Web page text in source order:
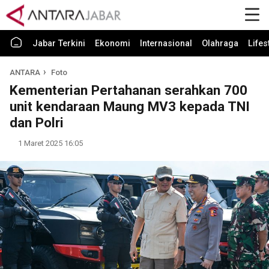
Jabar Terkini Ekonomi Internasional Olahraga
ANTARA Foto
Kementerian Pertahanan serahkan 700
unit kendaraan Maung MV3 kepada TNI
dan Polri
1 Maret 2025 16:05